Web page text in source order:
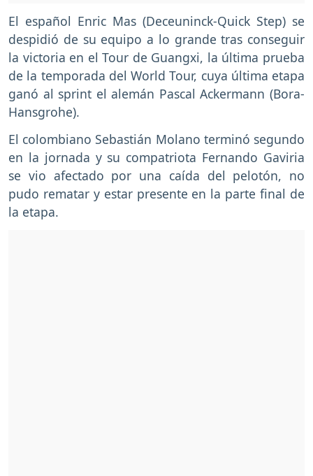
El español Enric Mas (Deceuninck-Quick Step) se
despidió de su equipo a lo grande tras conseguir
la victoria en el Tour de Guangxi, la última prueba
de la temporada del World Tour, cuya última etapa
ganó al sprint el alemán Pascal Ackermann (Bora-
Hansgrohe).
El colombiano Sebastián Molano terminó segundo
en la jornada y su compatriota Fernando Gaviria
se vio afectado por una caída del pelotón, no
pudo rematar y estar presente en la parte final de
la etapa.